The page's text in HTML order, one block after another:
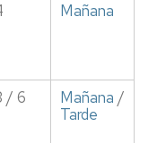
Mañana
/ 6 Mañana /
Tarde